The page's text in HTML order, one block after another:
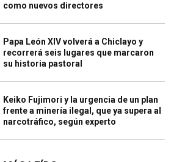
como nuevos directores
Papa León XIV volverá a Chiclayo y
recorrerá seis lugares que marcaron
su historia pastoral
Keiko Fujimori y la urgencia de un plan
frente a minería ilegal, que ya supera al
narcotráfico, según experto